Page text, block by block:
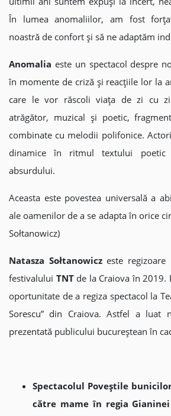
În lumea anomaliilor, am fost
noastră de confort și să ne adaptăm
Anomalia este un spectacol despre
în momente de criză și reacțiile lor la
care le vor răscoli viața de zi cu
atrăgător, muzical și poetic,
combinate cu melodii polifonice.
dinamice în ritmul textului
absurdului.
Aceasta este povestea universală a
ale oamenilor de a se adapta în orice
Sołtanowicz)
Natasza Sołtanowiczeste regizoare
festivalului TNTde la Craiova în 2019.
oportunitate de a regiza spectacol la
Sorescu” din Craiova. Astfel a luat
prezentată publicului bucureștean în
Spectacolul Poveștile
către mame în regia